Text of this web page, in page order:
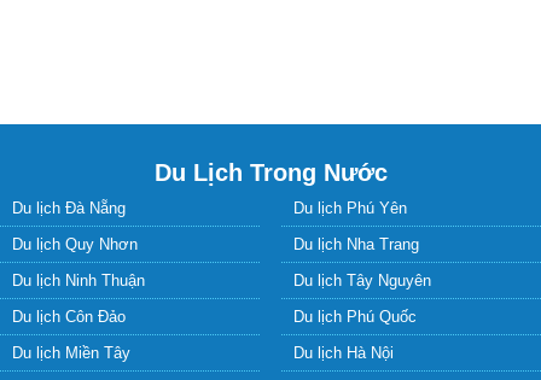
Du lịch Maldives
Du lịch Trung Quốc
Du lịch Đài Loan
Du lịch Mỹ
Du lịch Châu Âu
Du lịch Nga
Du lịch Thổ Nhĩ Kỳ
Du lịch Nam Phi
Du lịch Ai Cập
Du lịch Úc
Du lịch Thái Lan